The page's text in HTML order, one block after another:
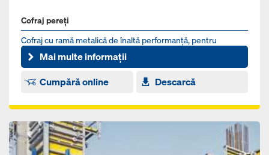
Cofraj pereți
Cofraj cu ramă metalică de înaltă performanţă, pentru
cofrarea de suprafeţe mari cu ajutorul macaralei
Mai multe informații
Cumpără online
Descarcă